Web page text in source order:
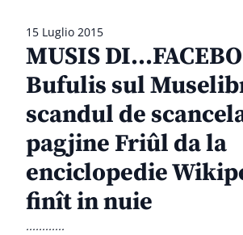
15 Luglio 2015
MUSIS
Bufulis sul
scandul de
pagjine Friûl da la
enciclopedie
finît in nuie
............